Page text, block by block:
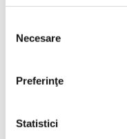
consimțământului
Necesare
Preferinţe
Statistici
Tampoane